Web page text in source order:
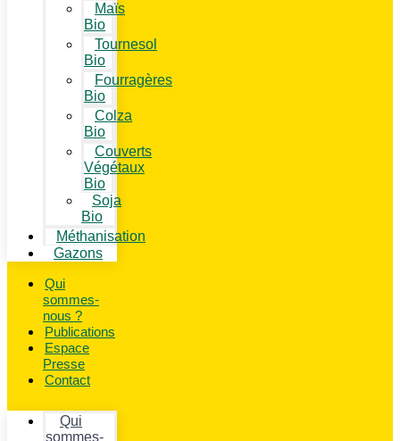
Maïs
Bio
Tournesol
Bio
Fourragères
Bio
Colza
Bio
Couverts
Végétaux
Bio
Soja
Bio
Méthanisation
Gazons
Qui
sommes-
nous ?
Publications
Espace
Presse
Contact
Qui
sommes-